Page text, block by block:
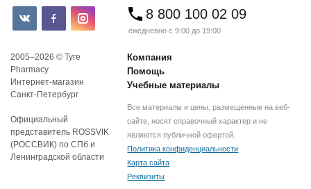
8 800 100 02 09
ежедневно с 9:00 до 19:00
2005–2026 © Tyre
Pharmacy
Интернет-магазин
Санкт-Петербург
Официальный
представитель ROSSVIK
(РОССВИК) по СПб и
Ленинградской области
Компания
Помощь
Учебные материалы
Все материалы и цены, размещенные на веб-
сайте, носят справочный характер и не
являются публичной офертой.
Политика конфиденциальности
Карта сайта
Реквизиты